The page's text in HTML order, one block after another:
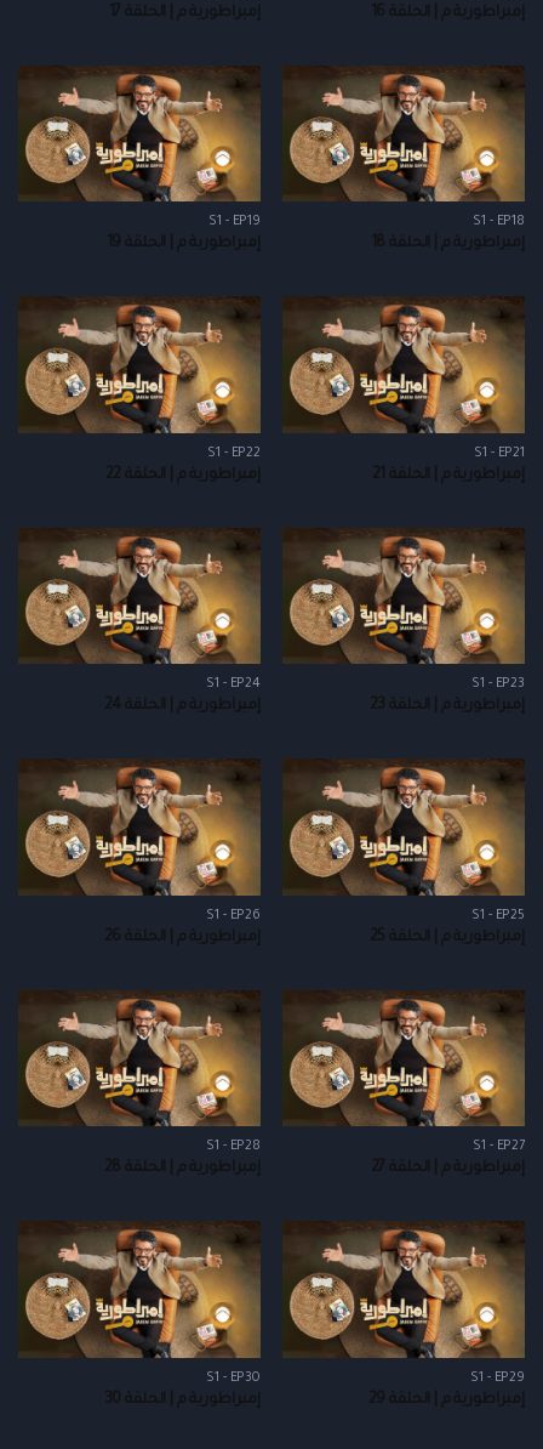
إمبراطورية م | الحلقة 16 إمبراطورية م | الحلقة 17
S1 - EP18
إمبراطورية م | الحلقة 18
S1 - EP19
إمبراطورية م | الحلقة 19
S1 - EP21
إمبراطورية م | الحلقة 21
S1 - EP22
إمبراطورية م | الحلقة 22
S1 - EP23
إمبراطورية م | الحلقة 23
S1 - EP24
إمبراطورية م | الحلقة 24
S1 - EP25
إمبراطورية م | الحلقة 25
S1 - EP26
إمبراطورية م | الحلقة 26
S1 - EP27
إمبراطورية م | الحلقة 27
S1 - EP28
إمبراطورية م | الحلقة 28
S1 - EP29
إمبراطورية م | الحلقة 29
S1 - EP30
إمبراطورية م | الحلقة 30